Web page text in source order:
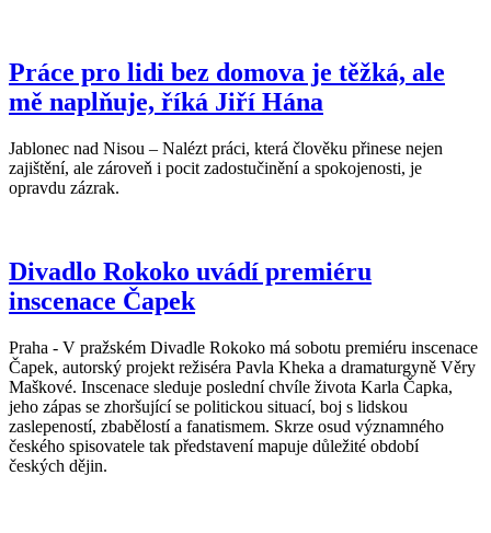
Práce pro lidi bez domova je těžká, ale
mě naplňuje, říká Jiří Hána
Jablonec nad Nisou – Nalézt práci, která člověku přinese nejen
zajištění, ale zároveň i pocit zadostučinění a spokojenosti, je
opravdu zázrak.
Divadlo Rokoko uvádí premiéru
inscenace Čapek
Praha - V pražském Divadle Rokoko má sobotu premiéru inscenace
Čapek, autorský projekt režiséra Pavla Kheka a dramaturgyně Věry
Maškové. Inscenace sleduje poslední chvíle života Karla Čapka,
jeho zápas se zhoršující se politickou situací, boj s lidskou
zaslepeností, zbabělostí a fanatismem. Skrze osud významného
českého spisovatele tak představení mapuje důležité období
českých dějin.